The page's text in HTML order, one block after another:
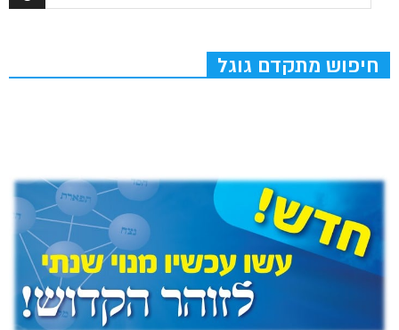
חיפוש מתקדם גוגל